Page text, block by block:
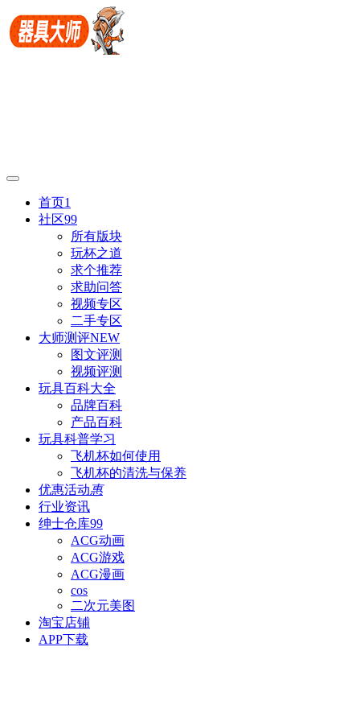
首页1
社区99
所有版块
玩杯之道
求个推荐
求助问答
视频专区
二手专区
大师测评NEW
图文评测
视频评测
玩具百科大全
品牌百科
产品百科
玩具科普学习
飞机杯如何使用
飞机杯的清洗与保养
优惠活动惠
行业资讯
绅士仓库99
ACG动画
ACG游戏
ACG漫画
cos
二次元美图
淘宝店铺
APP下载